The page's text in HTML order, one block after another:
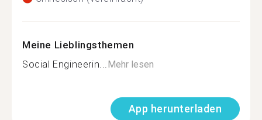
Meine Lieblingsthemen
Social Engineerin... Mehr lesen
App herunterladen